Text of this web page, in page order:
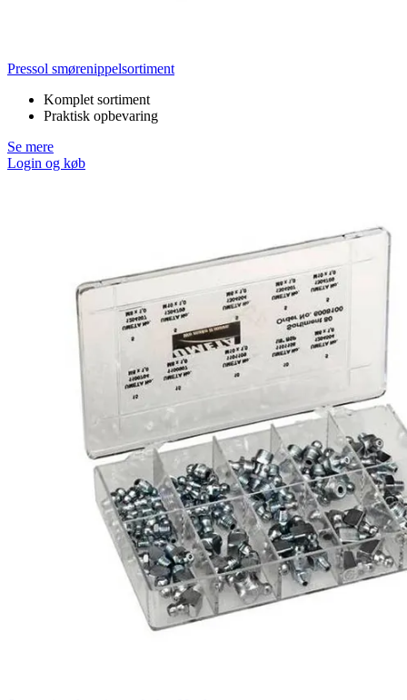
Pressol smørenippelsortiment
Komplet sortiment
Praktisk opbevaring
Se mere
Login og køb